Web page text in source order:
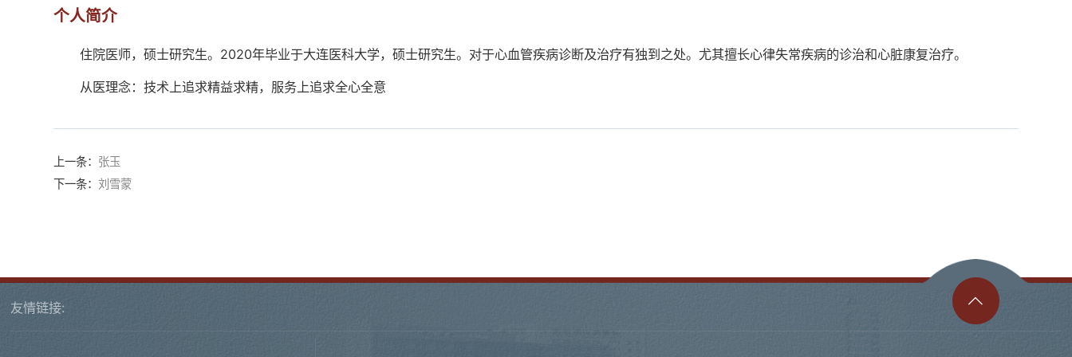
个人简介
住院医师，硕士研究生。2020年毕业于大连医科大学，硕士研究生。对于心血管疾病诊断及治疗有独到之处。尤其擅长心律失常疾病的诊治和心脏康复治疗。
从医理念：技术上追求精益求精，服务上追求全心全意
上一条： 张玉
下一条：刘雪蒙
友情链接: